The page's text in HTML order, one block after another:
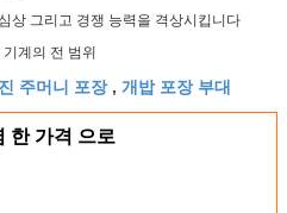
상 그리고 경쟁 능력을 격상시킵니다
계의 전 범위
주머니 포장, 개밥 포장 부대
한 가격 으로